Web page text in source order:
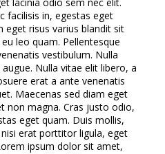
facilisis in, egestas eget
eget risus varius blandit sit
leo quam. Pellentesque
vestibulum. Nulla
Nulla vitae elit libero, a
erat a ante venenatis
Maecenas sed diam eget
non magna. Cras justo odio,
eget quam. Duis mollis,
erat porttitor ligula, eget
ipsum dolor sit amet,